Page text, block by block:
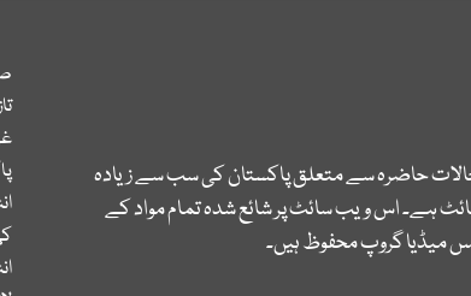
حاضرہ سے متعلق پاکستان کی سب سے زیادہ
ہے۔ اس ویب سائٹ پر شائع شدہ تمام مواد کے
میڈیا گروپ محفوظ ہیں۔